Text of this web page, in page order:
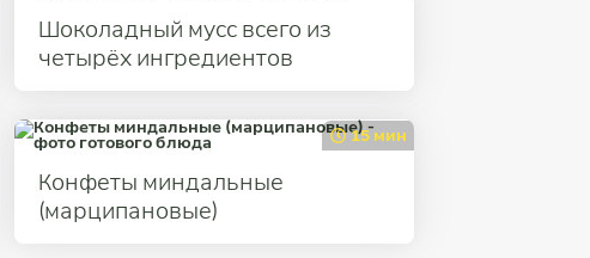
Шоколадный мусс всего из
четырёх ингредиентов
15 мин
Конфеты миндальные
(марципановые)